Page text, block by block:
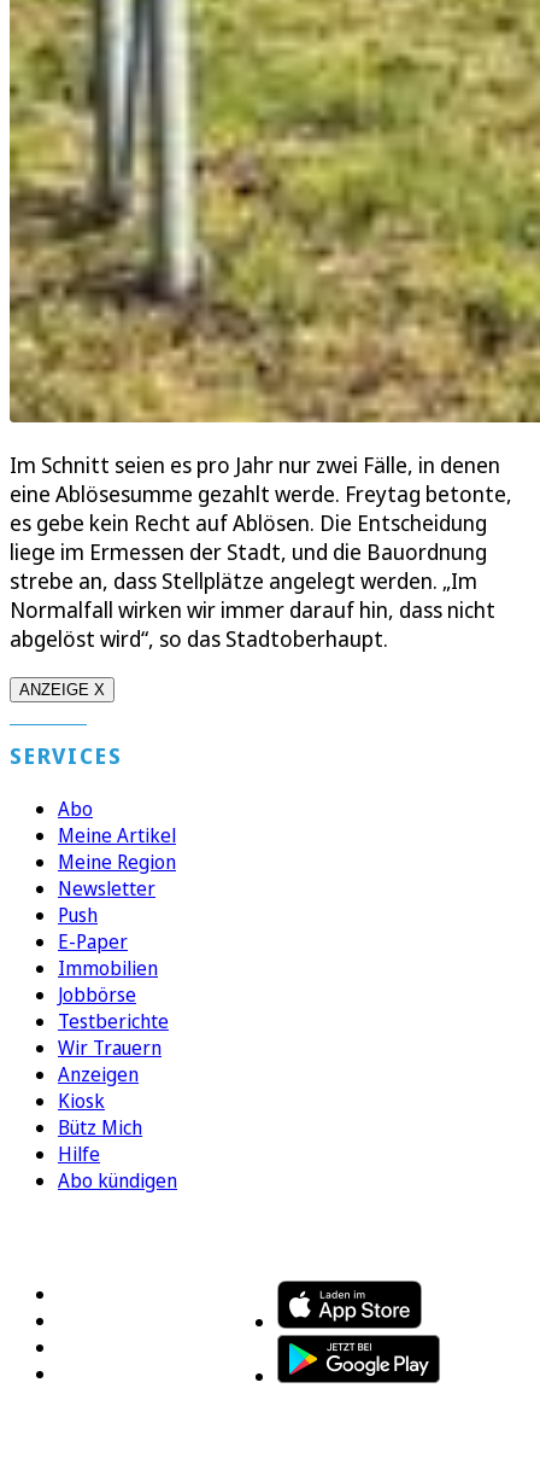
Im Schnitt seien es pro Jahr nur zwei Fälle, in denen
eine Ablösesumme gezahlt werde. Freytag betonte,
es gebe kein Recht auf Ablösen. Die Entscheidung
liege im Ermessen der Stadt, und die Bauordnung
strebe an, dass Stellplätze angelegt werden. „Im
Normalfall wirken wir immer darauf hin, dass nicht
abgelöst wird“, so das Stadtoberhaupt.
ANZEIGE X
SERVICES
Abo
Meine Artikel
Meine Region
Newsletter
Push
E-Paper
Immobilien
Jobbörse
Testberichte
Wir Trauern
Anzeigen
Kiosk
Bütz Mich
Hilfe
Abo kündigen